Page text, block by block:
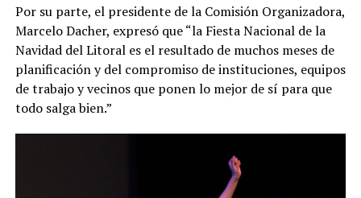
Por su parte, el presidente de la Comisión Organizadora,
Marcelo Dacher, expresó que “la Fiesta Nacional de la
Navidad del Litoral es el resultado de muchos meses de
planificación y del compromiso de instituciones, equipos
de trabajo y vecinos que ponen lo mejor de sí para que
todo salga bien.”